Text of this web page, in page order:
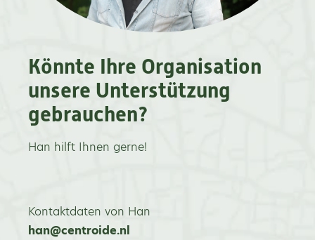
Könnte Ihre Organisation
unsere Unterstützung
gebrauchen?
Han hilft Ihnen gerne!
Kontaktdaten von Han
han@centroide.nl